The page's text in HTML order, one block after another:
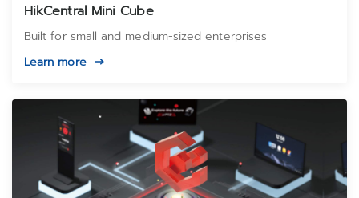
HikCentral Mini Cube
Built for small and medium-sized enterprises
Learn more